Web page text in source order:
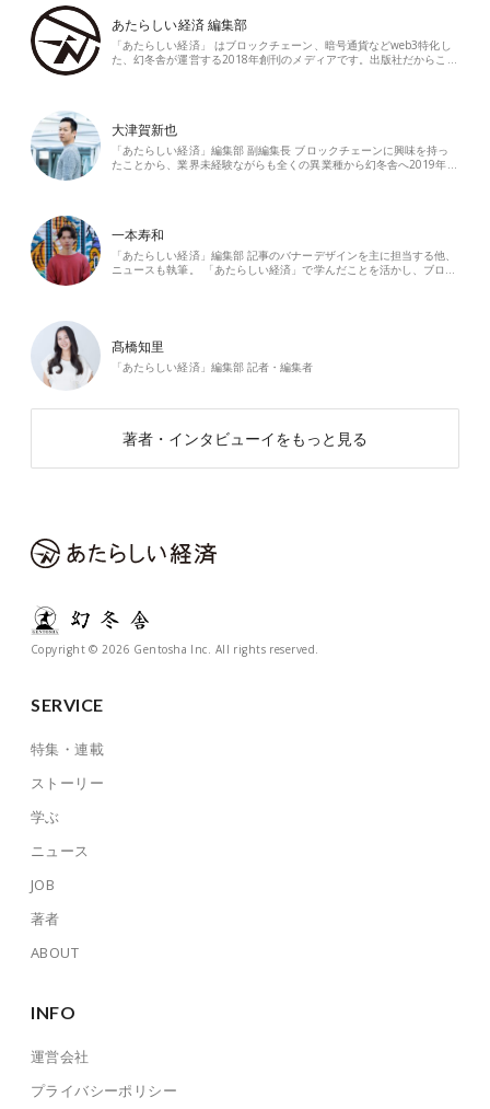
あたらしい経済 編集部
「あたらしい経済」 はブロックチェーン、暗号通貨などweb3特化し
た、幻冬舎が運営する2018年創刊のメディアです。出版社だからこ…
大津賀新也
「あたらしい経済」編集部 副編集長 ブロックチェーンに興味を持っ
たことから、業界未経験ながらも全くの異業種から幻冬舎へ2019年…
一本寿和
「あたらしい経済」編集部 記事のバナーデザインを主に担当する他、
ニュースも執筆。 「あたらしい経済」で学んだことを活かし、ブロ…
髙橋知里
「あたらしい経済」編集部 記者・編集者
著者・インタビューイをもっと見る
Copyright © 2026 Gentosha Inc. All rights reserved.
SERVICE
特集・連載
ストーリー
学ぶ
ニュース
JOB
著者
ABOUT
INFO
運営会社
プライバシーポリシー